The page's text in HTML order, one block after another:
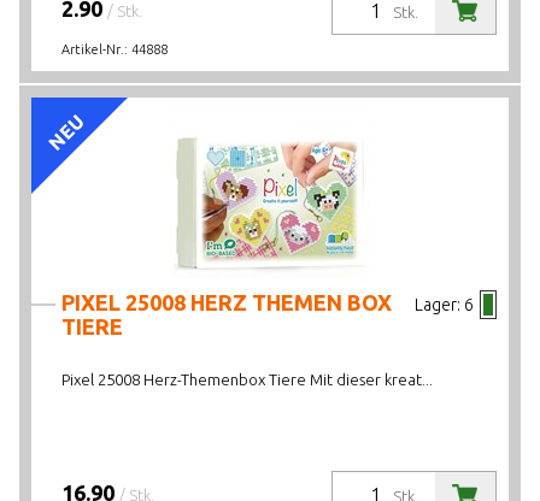
Stk.
2.90 / Stk.
Artikel-Nr.: 44888
NEU
Lager: 6
PIXEL 25008 HERZ THEMEN BOX
TIERE
Pixel 25008 Herz-Themenbox Tiere Mit dieser kreat...
Stk.
16.90 / Stk.